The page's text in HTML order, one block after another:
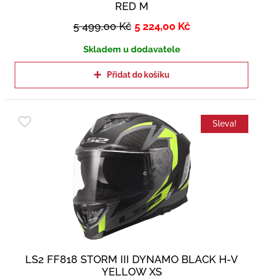
RED M
5 499,00Kč 5 224,00 Kč
Skladem u dodavatele
Přidat do košíku
Sleva!
LS2 FF818 STORM III DYNAMO BLACK H-V
YELLOW XS